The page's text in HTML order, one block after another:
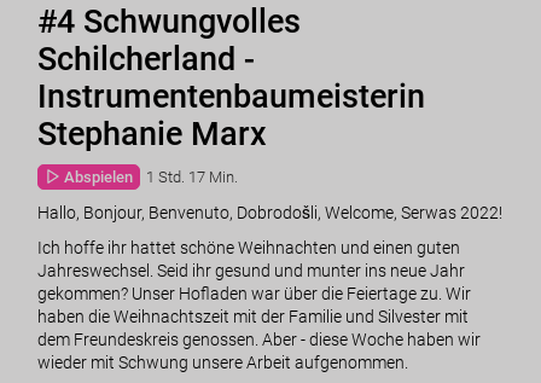
#4 Schwungvolles
Schilcherland -
Instrumentenbaumeisterin
Stephanie Marx
Abspielen 1 Std. 17 Min.
Hallo, Bonjour, Benvenuto, Dobrodošli, Welcome, Serwas 2022!
Ich hoffe ihr hattet schöne Weihnachten und einen guten
Jahreswechsel. Seid ihr gesund und munter ins neue Jahr
gekommen? Unser Hofladen war über die Feiertage zu. Wir
haben die Weihnachtszeit mit der Familie und Silvester mit
dem Freundeskreis genossen. Aber - diese Woche haben wir
wieder mit Schwung unsere Arbeit aufgenommen.